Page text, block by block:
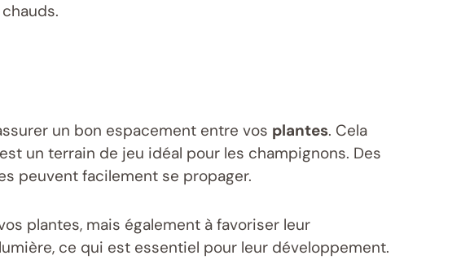
un bon espacement entre vos plantes. Cela
un terrain de jeu idéal pour les champignons. Des
peuvent facilement se propager.
plantes, mais également à favoriser leur
ce qui est essentiel pour leur développement.